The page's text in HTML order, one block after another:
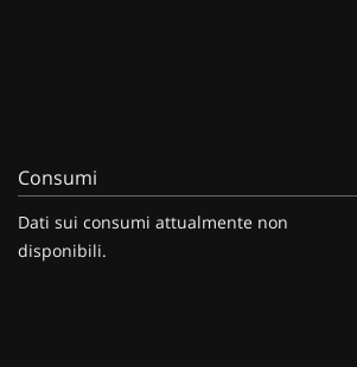
Consumi
Dati sui consumi attualmente non
disponibili.